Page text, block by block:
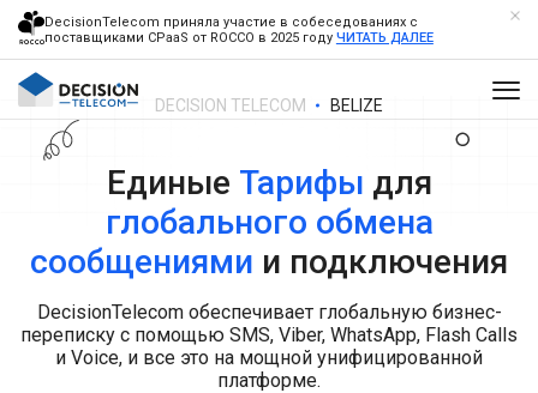
DecisionTelecom приняла участие в собеседованиях с
поставщиками CPaaS от ROCCO в 2025 году ЧИТАТЬ ДАЛЕЕ
DECISION TELECOM BELIZE
Единые Тарифы для
глобального обмена
сообщениями и подключения
DecisionTelecom обеспечивает глобальную бизнес-
переписку с помощью SMS, Viber, WhatsApp, Flash Calls
и Voice, и все это на мощной унифицированной
платформе.